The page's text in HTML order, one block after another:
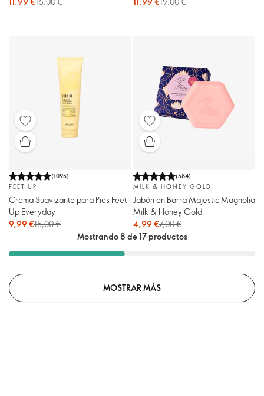
(1095)
FEET UP
Crema Suavizante para Pies Feet
Up Everyday
9,99 €15,00 €
(584)
MILK & HONEY GOLD
Jabón en Barra Majestic Magnolia
Milk & Honey Gold
4,99 €7,00 €
Mostrando 8 de 17 productos
MOSTRAR MÁS